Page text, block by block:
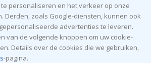
personaliseren en het verkeer op onze
Derden, zoals Google-diensten, kunnen ook
advertenties te leveren.
van de volgende knoppen om uw cookie-
Details over de cookies die we gebruiken,
-pagina.